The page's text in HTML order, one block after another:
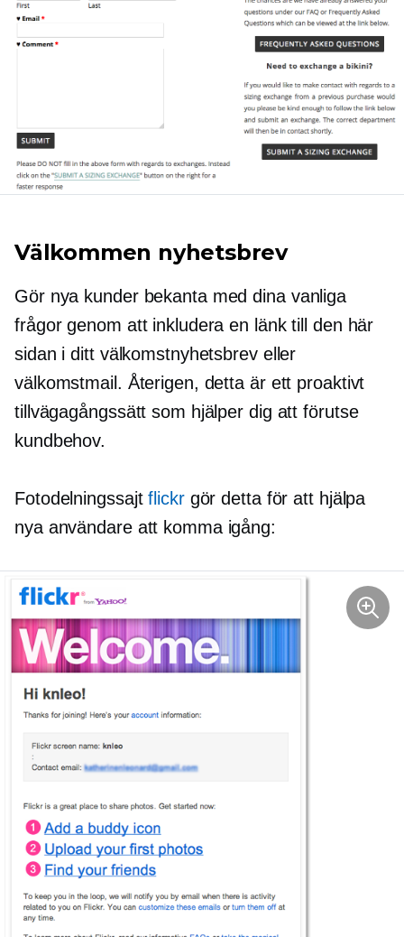
Välkommen nyhetsbrev
Gör nya kunder bekanta med dina vanliga
frågor genom att inkludera en länk till den här
sidan i ditt välkomstnyhetsbrev eller
välkomstmail. Återigen, detta är ett proaktivt
tillvägagångssätt som hjälper dig att förutse
kundbehov.
Fotodelningssajtflickrgör detta för att hjälpa
nya användare att komma igång: